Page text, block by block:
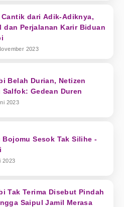
Cantik dari Adik-Adiknya,
dan Perjalanan Karir Biduan
2023
Belah Durian, Netizen
Gedean Duren
2023
Sesok Tak Silihe -
2023
Tak Terima Disebut Pindah
Merasa